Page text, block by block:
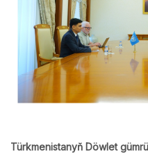
Türkmenistanyň Döwlet